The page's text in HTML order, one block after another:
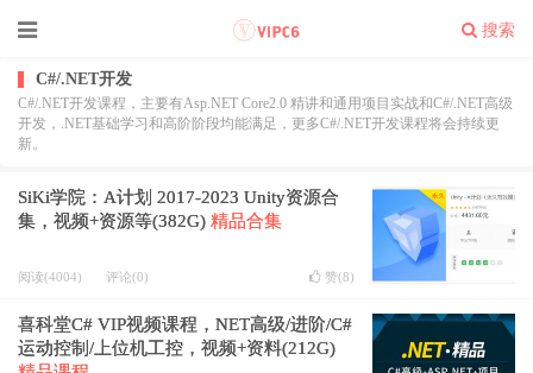
搜索
C#/.NET开发
C#/.NET开发课程，主要有Asp.NET Core2.0 精讲和通用项目实战和C#/.NET高级
开发，.NET基础学习和高阶阶段均能满足，更多C#/.NET开发课程将会持续更
新。
SiKi学院：A计划 2017-2023 Unity资源合
集，视频+资源等(382G) 精品合集
阅读(4004) 评论(0) 赞(8)
喜科堂C# VIP视频课程，NET高级/进阶/C#
运动控制/上位机工控，视频+资料(212G)